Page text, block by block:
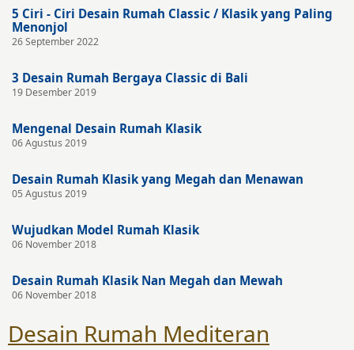
5 Ciri - Ciri Desain Rumah Classic / Klasik yang Paling
Menonjol
26 September 2022
3 Desain Rumah Bergaya Classic di Bali
19 Desember 2019
Mengenal Desain Rumah Klasik
06 Agustus 2019
Desain Rumah Klasik yang Megah dan Menawan
05 Agustus 2019
Wujudkan Model Rumah Klasik
06 November 2018
Desain Rumah Klasik Nan Megah dan Mewah
06 November 2018
Desain Rumah Mediteran